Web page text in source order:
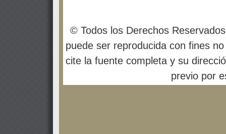
© Todos los Derechos
puede ser reproducida con fines
cite la fuente completa y su
previo por